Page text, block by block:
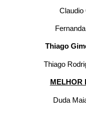
Claudio
Thiago
Thiago
MELHOR
Duda